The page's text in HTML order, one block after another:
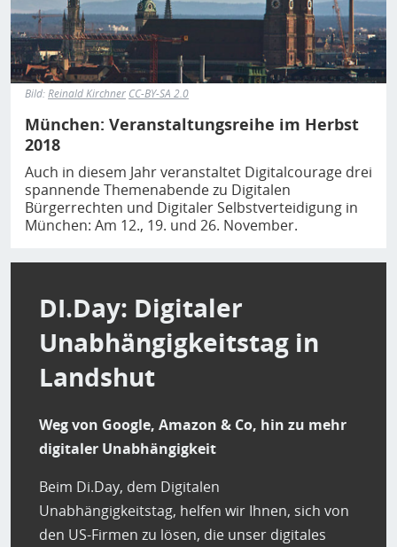
Bild:Reinald Kirchner CC-BY-SA 2.0
München: Veranstaltungsreihe im Herbst
2018
Auch in diesem Jahr veranstaltet Digitalcourage drei
spannende Themenabende zu Digitalen
Bürgerrechten und Digitaler Selbstverteidigung in
München: Am 12., 19. und 26. November.
DI.Day: Digitaler
Unabhängigkeitstag in
Landshut
Weg von Google, Amazon & Co, hin zu mehr
digitaler Unabhängigkeit
Beim Di.Day, dem Digitalen
Unabhängigkeitstag, helfen wir Ihnen, sich von
den US-Firmen zu lösen, die unser digitales